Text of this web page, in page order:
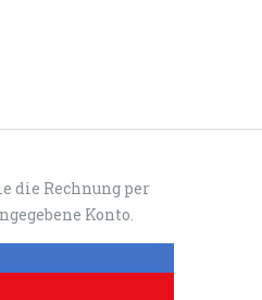
die Rechnung per
Konto.